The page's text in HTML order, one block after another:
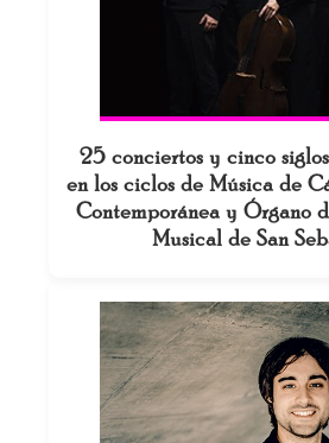
25 conciertos y cinco
en los ciclos de Música de
Contemporánea y Órgano
Musical de San